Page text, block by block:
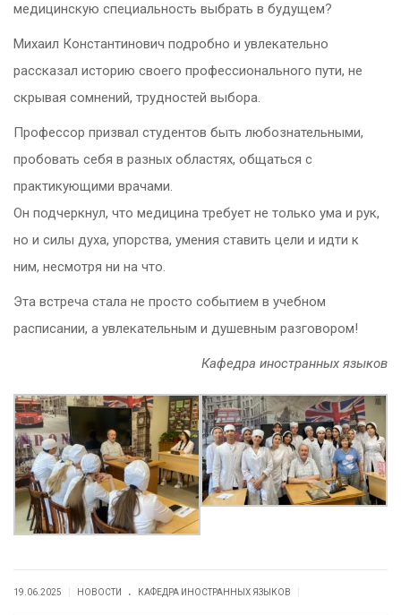
медицинскую специальность выбрать в будущем?
Михаил Константинович подробно и увлекательно
рассказал историю своего профессионального пути, не
скрывая сомнений, трудностей выбора.
Профессор призвал студентов быть любознательными,
пробовать себя в разных областях, общаться с
практикующими врачами.
Он подчеркнул, что медицина требует не только ума и рук,
но и силы духа, упорства, умения ставить цели и идти к
ним, несмотря ни на что.
Эта встреча стала не просто событием в учебном
расписании, а увлекательным и душевным разговором!
Кафедра иностранных языков
19.06.2025 НОВОСТИ . КАФЕДРА ИНОСТРАННЫХ ЯЗЫКОВ